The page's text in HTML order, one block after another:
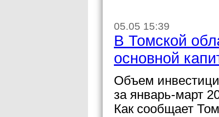
05.05 15:39
В Томской
основной
Объем
за январь-март
Как сообщает